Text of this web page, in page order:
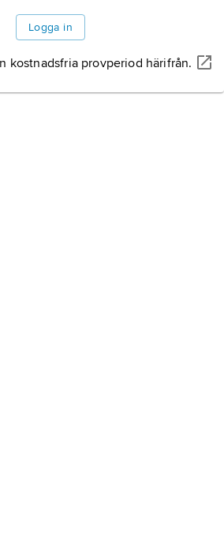
Logga in
kostnadsfria provperiod härifrån.